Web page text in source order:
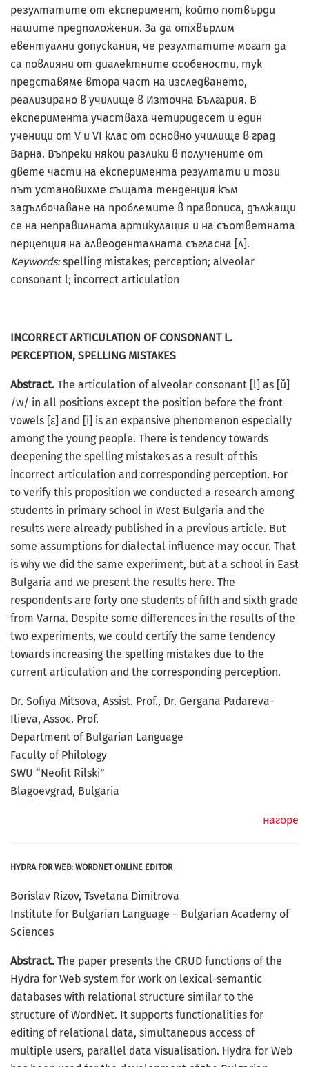
резултатите от експеримент, който потвърди
нашите предположения. За да отхвърлим
евентуални допускания, че резултатите могат да
са повлияни от диалектните особености, тук
представяме втора част на изследването,
реализирано в училище в Източна България. В
експеримента участваха четиридесет и един
ученици от V и VI клас от основно училище в град
Варна. Въпреки някои разлики в получените от
двете части на експеримента резултати и този
път установихме същата тенденция към
задълбочаване на проблемите в правописа, дължащи
се на неправилната артикулация и на съответната
перцепция на алвеоденталната съгласна [л].
Keywords:spelling mistakes; perception; alveolar
consonant l; incorrect articulation
INCORRECT ARTICULATION OF CONSONANT L.
PERCEPTION, SPELLING MISTAKES
Abstract. The articulation of alveolar consonant [l] as [ŭ]
/w/ in all positions except the position before the front
vowels [ɛ] and [i] is an expansive phenomenon especially
among the young people. There is tendency towards
deepening the spelling mistakes as a result of this
incorrect articulation and corresponding perception. For
to verify this proposition we conducted a research among
students in primary school in West Bulgaria and the
results were already published in a previous article. But
some assumptions for dialectal influence may occur. That
is why we did the same experiment, but at a school in East
Bulgaria and we present the results here. The
respondents are forty one students of fifth and sixth grade
from Varna. Despite some differences in the results of the
two experiments, we could certify the same tendency
towards increasing the spelling mistakes due to the
current articulation and the corresponding perception.
Dr. Sofiya Mitsova, Assist. Prof., Dr. Gergana Padareva-
Ilieva, Assoc. Prof.
Department of Bulgarian Language
Faculty of Philology
SWU “Neoﬁt Rilski”
Blagoevgrad, Bulgaria
нагоре
HYDRA FOR WEB: WORDNET ONLINE EDITOR
Borislav Rizov, Tsvetana Dimitrova
Institute for Bulgarian Language – Bulgarian Academy of
Sciences
Abstract. The paper presents the CRUD functions of the
Hydra for Web system for work on lexical-semantic
databases with relational structure similar to the
structure of WordNet. It supports functionalities for
editing of relational data, simultaneous access of
multiple users, parallel data visualisation. Hydra for Web